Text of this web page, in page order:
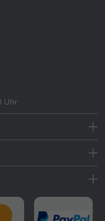
für alle
ist
so dass Bauch,
sind
für extra
mehrfach gereinigt
Uhr